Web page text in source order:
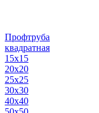
Профтруба
квадратная
15х15
20х20
25х25
30х30
40х40